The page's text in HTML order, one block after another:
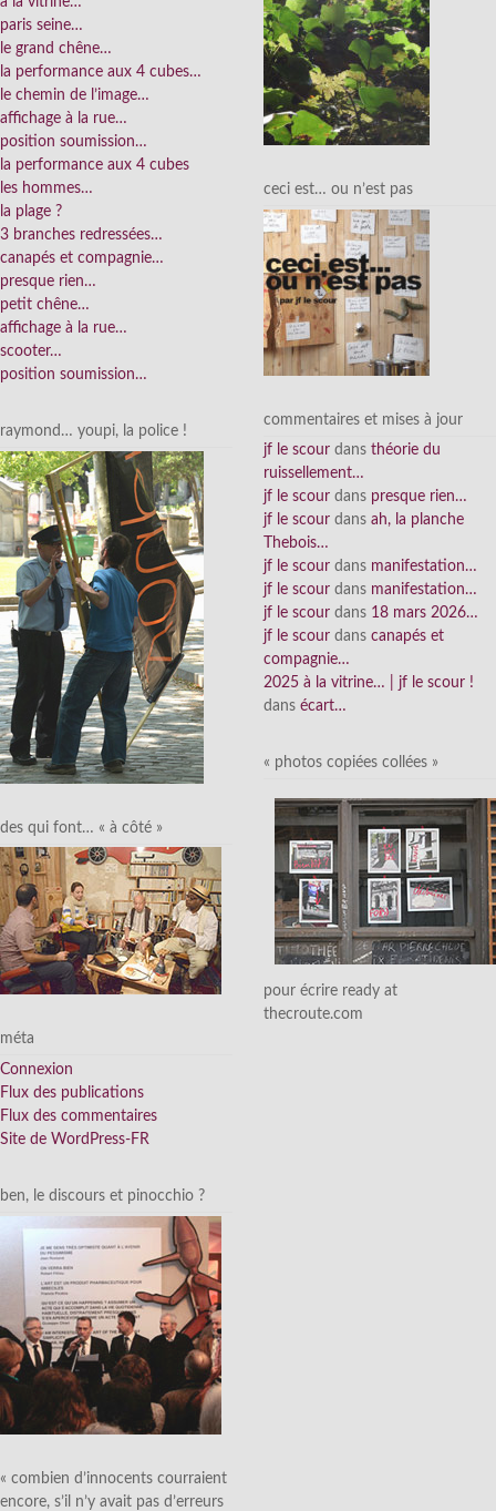
paris seine…
le grand chêne…
la performance aux 4 cubes…
le chemin de l’image…
affichage à la rue…
position soumission…
la performance aux 4 cubes
les hommes…
la plage ?
3 branches redressées…
canapés et compagnie…
presque rien…
petit chêne…
affichage à la rue…
scooter…
position soumission…
raymond… youpi, la police !
des qui font… « à côté »
méta
Connexion
Flux des publications
Flux des commentaires
Site de WordPress-FR
ben, le discours et pinocchio ?
« combien d’innocents courraient
encore, s’il n’y avait pas d’erreurs
ceci est… ou n’est pas
commentaires et mises à jour
jf le scour dans théorie du
ruissellement…
jf le scour dans presque rien…
jf le scour dans ah, la planche
Thebois…
jf le scour dans manifestation…
jf le scour dans manifestation…
jf le scour dans 18 mars 2026…
jf le scour dans canapés et
compagnie…
2025 à la vitrine… | jf le scour !
dans écart…
« photos copiées collées »
pour écrire ready at
thecroute.com